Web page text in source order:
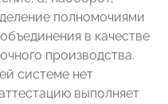
полномочиями
в качестве
производства.
системе нет
выполняет